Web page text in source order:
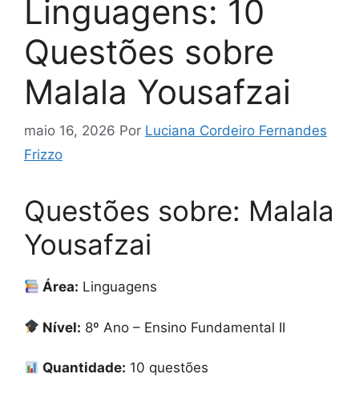
Linguagens: 10
Questões sobre
Malala Yousafzai
maio 16, 2026 Por Luciana Cordeiro Fernandes
Frizzo
Questões sobre: Malala
Yousafzai
Área: Linguagens
Nível: 8º Ano – Ensino Fundamental II
Quantidade: 10 questões